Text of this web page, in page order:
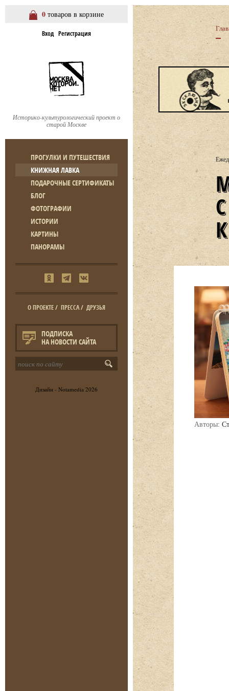
0 товаров в корзине
Вход Регистрация
Историко-культурологический проект о
старой Москве
ПРОГУЛКИ И ПУТЕШЕСТВИЯ
КНИЖНАЯ ЛАВКА
ПОДАРОЧНЫЕ СЕРТИФИКАТЫ
БЛОГ
ФОТОГРАФИИ
ИСТОРИИ
КАРТИНЫ
ПАНОРАМЫ
О ПРОЕКТЕ/ ПРЕССА/ ДРУЗЬЯ
ПОДПИСКА
НА НОВОСТИ САЙТА
Дизайн - Notamedia 2026
МОСКВА В
Авторы: